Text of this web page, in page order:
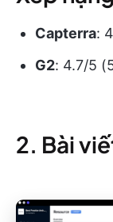
Capterra:
G2: 4.7/5
2. Bài